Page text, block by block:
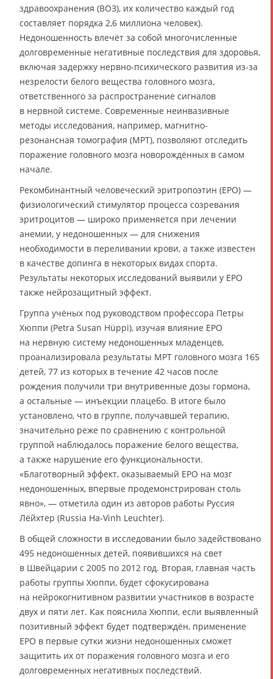
здравоохранения (ВОЗ), их количество каждый год
составляет порядка 2,6 миллиона человек).
Недоношенность влечёт за собой многочисленные
долговременные негативные последствия для здоровья,
включая задержку нервно-психического развития из-за
незрелости белого вещества головного мозга,
ответственного за распространение сигналов
в нервной системе. Современные неинвазивные
методы исследования, например, магнитно-
резонансная томография (МРТ), позволяют отследить
поражение головного мозга новорождённых в самом
начале.
Рекомбинантный человеческий эритропоэтин (EPO) —
физиологический стимулятор процесса созревания
эритроцитов — широко применяется при лечении
анемии, у недоношенных — для снижения
необходимости в переливании крови, а также известен
в качестве допинга в некоторых видах спорта.
Результаты некоторых исследований выявили у EPO
также нейрозащитный эффект.
Группа учёных под руководством профессора Петры
Хюппи (Petra Susan Hüppi), изучая влияние EPO
на нервную систему недоношенных младенцев,
проанализировала результаты МРТ головного мозга 165
детей, 77 из которых в течение 42 часов после
рождения получили три внутривенные дозы гормона,
а остальные — инъекции плацебо. В итоге было
установлено, что в группе, получавшей терапию,
значительно реже по сравнению с контрольной
группой наблюдалось поражение белого вещества,
а также нарушение его функциональности.
«Благотворный эффект, оказываемый EPO на мозг
недоношенных, впервые продемонстрирован столь
явно», — отметила один из авторов работы Руссия
Лёйхтер (Russia Ha-Vinh Leuchter).
В общей сложности в исследовании было задействовано
495 недоношенных детей, появившихся на свет
в Швейцарии с 2005 по 2012 год. Вторая, главная часть
работы группы Хюппи, будет сфокусирована
на нейрокогнитивном развитии участников в возрасте
двух и пяти лет. Как пояснила Хюппи, если выявленный
позитивный эффект будет подтверждён, применение
EPO в первые сутки жизни недоношенных сможет
защитить их от поражения головного мозга и его
долговременных негативных последствий.